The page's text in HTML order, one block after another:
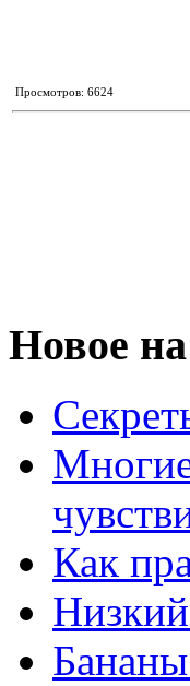
Просмотров: 6624
Новое
Как